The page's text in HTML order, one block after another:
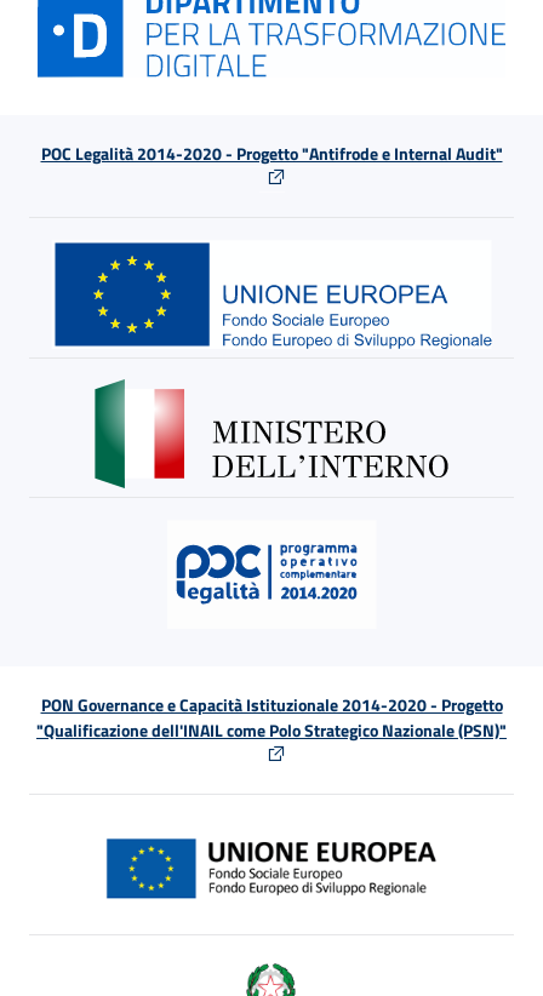
POC Legalità 2014-2020 - Progetto "Antifrode e Internal Audit"
PON Governance e Capacità Istituzionale 2014-2020 - Progetto
"Qualificazione dell'INAIL come Polo Strategico Nazionale (PSN)"